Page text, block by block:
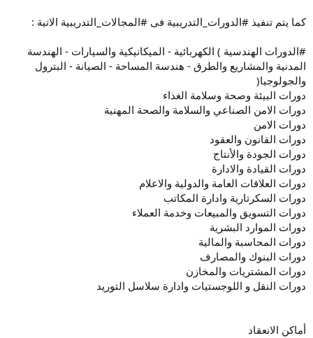
كما يتم تنفيذ #الدورات_التدريبية فى #المجالات_التدريبية الاتية :
#الدورات الهندسية ) الكهربائية - الميكانيكية والسيارات - الهندسة
المدنية والمشاريع والطرق - هندسة المساحة - الصيانة - البترول
والجولوجيا(
دورات البيئة وصحة وسلامة الغذاء
دورات الامن الصناعي والسلامة والصحة المهنية
دورات الامن
دورات القانون والعقود
دورات الجودة والأنتاج
دورات القيادة والادارة
دورات العلاقات العامة والدولية والاعلام
دورات السكرتارية وادارة المكاتب
دورات التسويق والمبيعات وخدمة العملاء
دورات الموارد البشرية
دورات المحاسبة والمالية
دورات البنوك والمصارف
دورات المشتريات والمخازن
دورات النقل و اللوجستيات وادارة سلاسل التوريد
أماكن الانعقاد